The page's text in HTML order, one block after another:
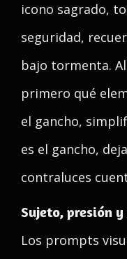
icono sagrado,
seguridad,
bajo tormenta.
primero qué
el gancho,
es el gancho,
contraluces
Sujeto, presión
Los prompts